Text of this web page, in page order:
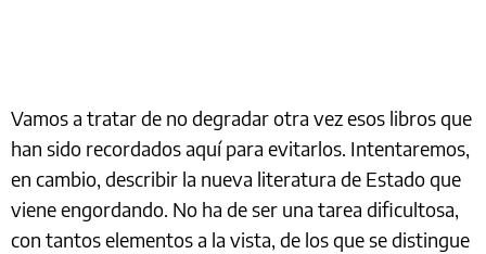
Vamos a tratar de no degradar otra vez esos libros que
han sido recordados aquí para evitarlos. Intentaremos,
en cambio, describir la nueva literatura de Estado que
viene engordando. No ha de ser una tarea dificultosa,
con tantos elementos a la vista, de los que se distingue